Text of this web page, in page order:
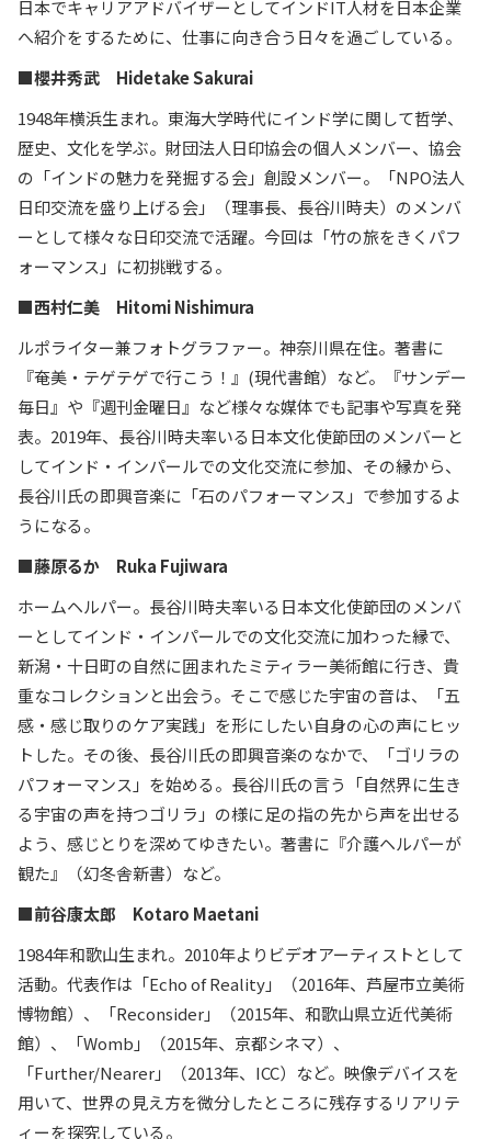
日本でキャリアアドバイザーとしてインドIT人材を日本企業
へ紹介をするために、仕事に向き合う日々を過ごしている。
■櫻井秀武 Hidetake Sakurai
1948年横浜生まれ。東海大学時代にインド学に関して哲学、
歴史、文化を学ぶ。財団法人日印協会の個人メンバー、協会
の「インドの魅力を発掘する会」創設メンバー。「NPO法人
日印交流を盛り上げる会」（理事長、長谷川時夫）のメンバ
ーとして様々な日印交流で活躍。今回は「竹の旅をきくパフ
ォーマンス」に初挑戦する。
■西村仁美 Hitomi Nishimura
ルポライター兼フォトグラファー。神奈川県在住。著書に
『奄美・テゲテゲで行こう！』(現代書館）など。『サンデー
毎日』や『週刊金曜日』など様々な媒体でも記事や写真を発
表。2019年、長谷川時夫率いる日本文化使節団のメンバーと
してインド・インパールでの文化交流に参加、その縁から、
長谷川氏の即興音楽に「石のパフォーマンス」で参加するよ
うになる。
■藤原るか Ruka Fujiwara
ホームヘルパー。長谷川時夫率いる日本文化使節団のメンバ
ーとしてインド・インパールでの文化交流に加わった縁で、
新潟・十日町の自然に囲まれたミティラー美術館に行き、貴
重なコレクションと出会う。そこで感じた宇宙の音は、「五
感・感じ取りのケア実践」を形にしたい自身の心の声にヒッ
トした。その後、長谷川氏の即興音楽のなかで、「ゴリラの
パフォーマンス」を始める。長谷川氏の言う「自然界に生き
る宇宙の声を持つゴリラ」の様に足の指の先から声を出せる
よう、感じとりを深めてゆきたい。著書に『介護ヘルパーが
観た』（幻冬舎新書）など。
■前谷康太郎 Kotaro Maetani
1984年和歌山生まれ。2010年よりビデオアーティストとして
活動。代表作は「Echo of Reality」（2016年、芦屋市立美術
博物館）、「Reconsider」（2015年、和歌山県立近代美術
館）、「Womb」（2015年、京都シネマ）、
「Further/Nearer」（2013年、ICC）など。映像デバイスを
用いて、世界の見え方を微分したところに残存するリアリテ
ィーを探究している。